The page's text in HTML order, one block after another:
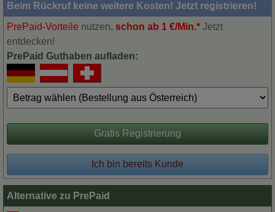
Beim Rückruf keine weitere Kosten! Jetzt registrieren!
PrePaid-Vorteile nutzen, schon ab 1 €/Min.* Jetzt
entdecken!
PrePaid Guthaben aufladen:
Gratis Registrierung
Ich bin bereits Kunde
Alternative zu PrePaid